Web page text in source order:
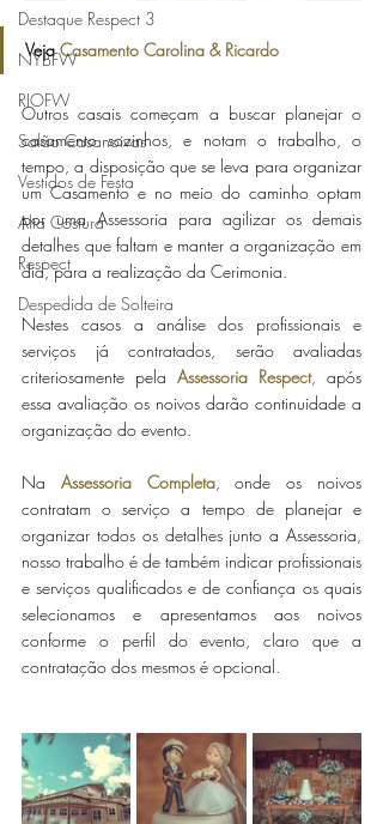
Destaque Respect 3
NYBFW
RIOFW
Salão Casanoivas
Vestidos de Festa
Alta Costura
Respect
Despedida de Solteira
Veja Casamento Carolina & Ricardo
Outros casais começam a buscar planejar o
casamento sozinhos, e notam o trabalho, o
tempo, a disposição que se leva para organizar
um Casamento e no meio do caminho optam
por uma Assessoria para agilizar os demais
detalhes que faltam e manter a organização em
dia, para a realização da Cerimonia.
Nestes casos a análise dos profissionais e
serviços já contratados, serão avaliadas
criteriosamente pela Assessoria Respect, após
essa avaliação os noivos darão continuidade a
organização do evento.
Na Assessoria Completa, onde os noivos
contratam o serviço a tempo de planejar e
organizar todos os detalhes junto a Assessoria,
nosso trabalho é de também indicar profissionais
e serviços qualificados e de confiança os quais
selecionamos e apresentamos aos noivos
conforme o perfil do evento, claro que a
contratação dos mesmos é opcional.